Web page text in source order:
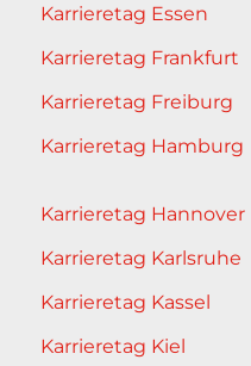
Karrieretag Essen
Karrieretag Frankfurt
Karrieretag Freiburg
Karrieretag Hamburg
Karrieretag Hannover
Karrieretag Karlsruhe
Karrieretag Kassel
Karrieretag Kiel